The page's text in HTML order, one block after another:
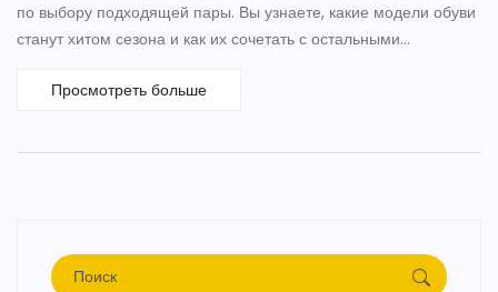
по выбору подходящей пары. Вы узнаете, какие модели обуви
станут хитом сезона и как их сочетать с остальными
Просмотреть больше